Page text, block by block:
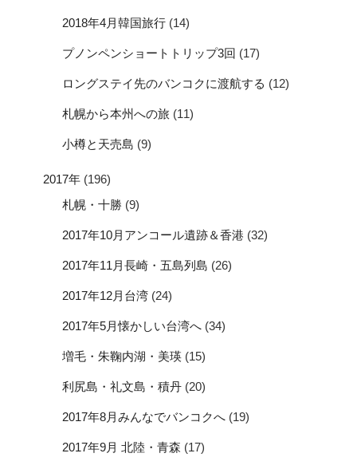
2018年4月韓国旅行 (14)
プノンペンショートトリップ3回 (17)
ロングステイ先のバンコクに渡航する (12)
札幌から本州への旅 (11)
小樽と天売島 (9)
2017年 (196)
札幌・十勝 (9)
2017年10月アンコール遺跡＆香港 (32)
2017年11月長崎・五島列島 (26)
2017年12月台湾 (24)
2017年5月懐かしい台湾へ (34)
増毛・朱鞠内湖・美瑛 (15)
利尻島・礼文島・積丹 (20)
2017年8月みんなでバンコクへ (19)
2017年9月 北陸・青森 (17)